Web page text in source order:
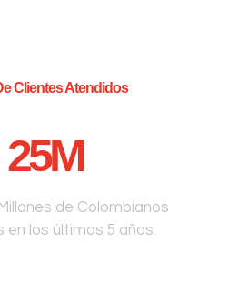
Clientes Atendidos
25M
de Colombianos
en los últimos 5 años.